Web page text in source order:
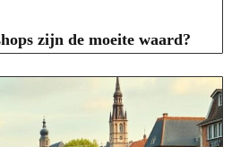
zijn de moeite waard?